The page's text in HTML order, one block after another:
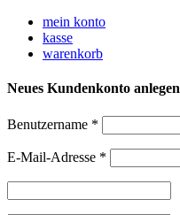
Weiter
zum
Inhalt
mein konto
kasse
warenkorb
Neues Kundenkonto anlegen
Benutzername *
E-Mail-Adresse *